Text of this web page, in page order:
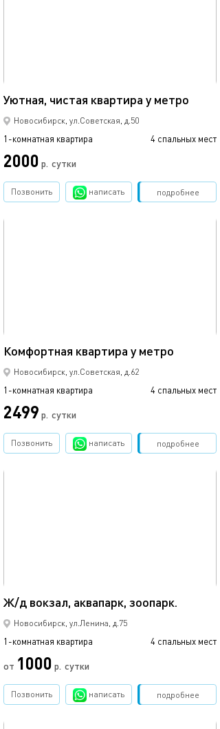
Уютная, чистая квартира у метро
Новосибирск, ул.Советская, д.50
1-комнатная квартира 4 спальных мест
2000 р. сутки
подробнее
Позвонить написать Забронировать
Комфортная квартира у метро
Новосибирск, ул.Советская, д.62
1-комнатная квартира 4 спальных мест
2499 р. сутки
подробнее
Позвонить написать Забронировать
Ж/д вокзал, аквапарк, зоопарк.
Новосибирск, ул.Ленина, д.75
1-комнатная квартира 4 спальных мест
от 1000 р. сутки
подробнее
Позвонить написать Забронировать